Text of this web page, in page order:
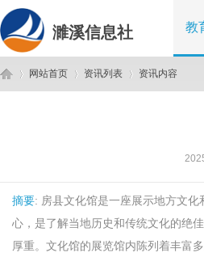
濉溪信息社 教
网站首页 资讯列表 资讯内容
摘要: 房县文化馆是一座展示地方文
心，是了解当地历史和传统文化的绝
厚重。文化馆的展览馆内陈列着丰富